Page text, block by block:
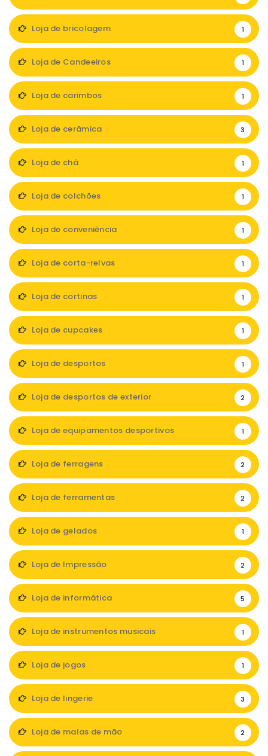
Loja de bricolagem 1
Loja de Candeeiros 1
Loja de carimbos 1
Loja de cerâmica 3
Loja de chá 1
Loja de colchões 1
Loja de conveniência 1
Loja de corta-relvas 1
Loja de cortinas 1
Loja de cupcakes 1
Loja de desportos 1
Loja de desportos de exterior 2
Loja de equipamentos desportivos 1
Loja de ferragens 2
Loja de ferramentas 2
Loja de gelados 1
Loja de Impressão 2
Loja de informática 5
Loja de instrumentos musicais 1
Loja de jogos 1
Loja de lingerie 3
Loja de malas de mão 2